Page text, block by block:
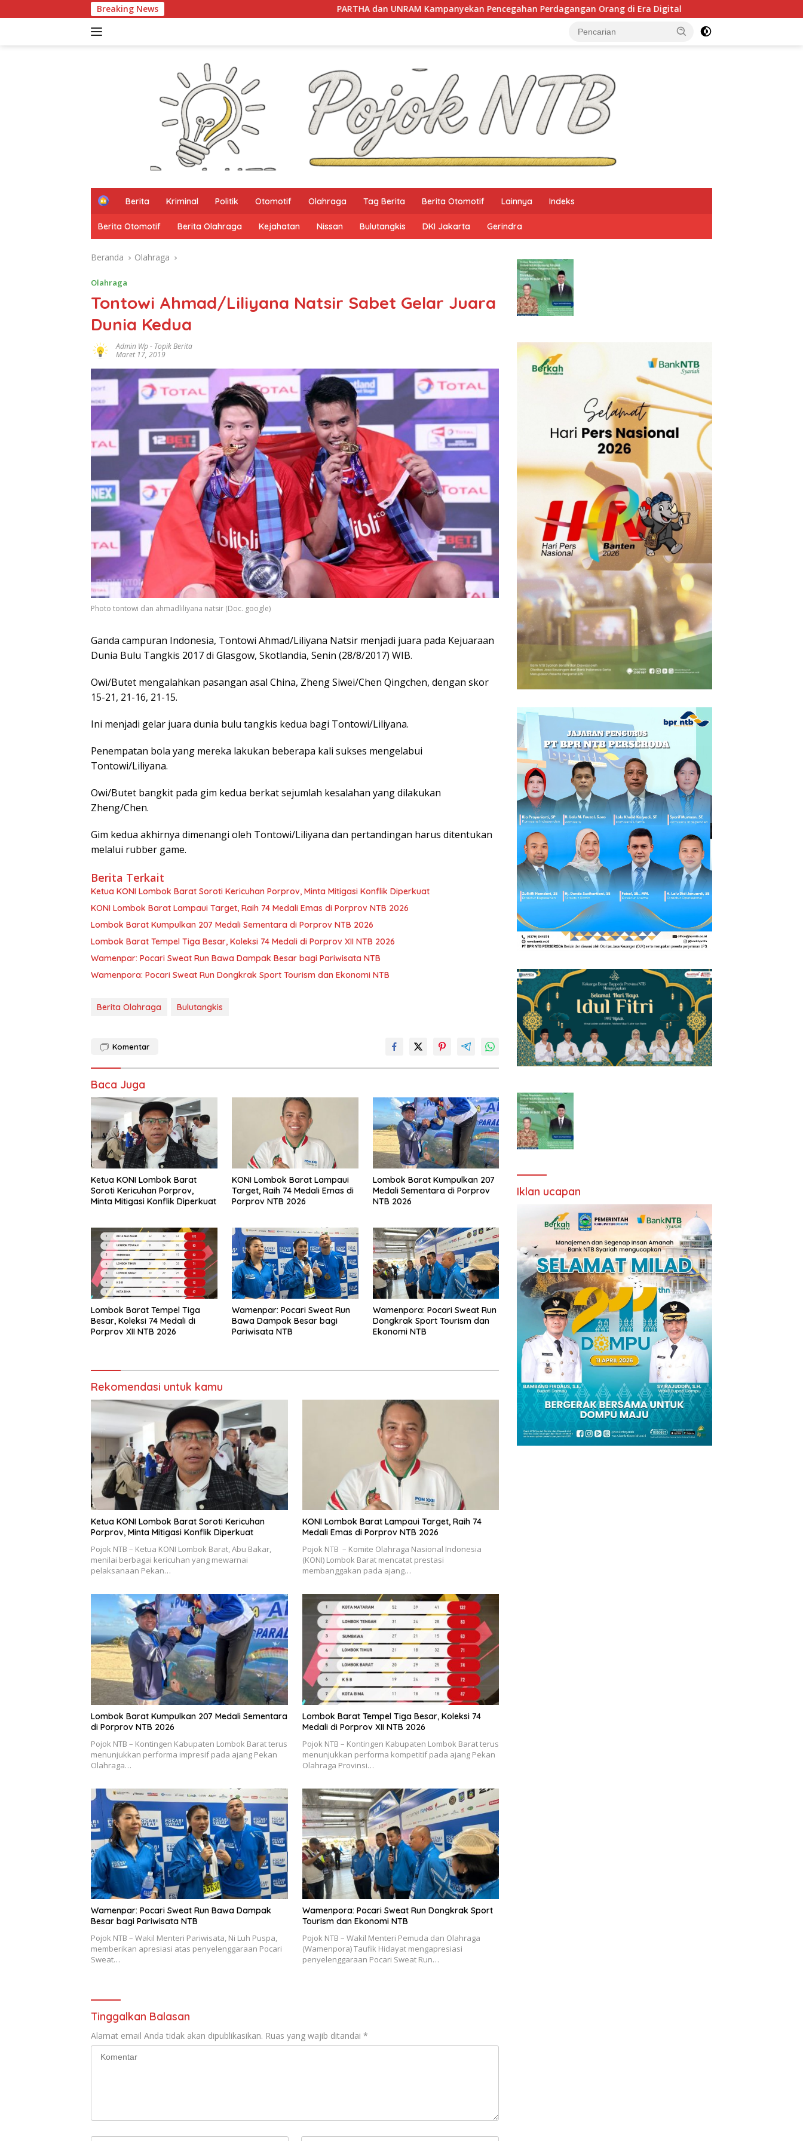
ke
Breaking News PARTHA dan UNRAM Kampanyekan Pencegahan Perdagangan Orang di Era Digital NTB Selangkah Lagi Terapkan
H
m
e
Berita Kriminal Politik Otomotif Olahraga Tag Berita Berita Otomotif Lainnya Indeks
Berita Otomotif Berita Olahraga Kejahatan Nissan Bulutangkis DKI Jakarta Gerindra
Beranda Olahraga
Olahraga
Tontowi Ahmad/Liliyana Natsir Sabet Gelar Juara
Dunia Kedua
Admin Wp- Topik Berita
Maret 17, 2019
Photo tontowi dan ahmadliliyana natsir (Doc. google)
Ganda campuran Indonesia, Tontowi Ahmad/Liliyana Natsir menjadi juara pada Kejuaraan
Dunia Bulu Tangkis 2017 di Glasgow, Skotlandia, Senin (28/8/2017) WIB.
Owi/Butet mengalahkan pasangan asal China, Zheng Siwei/Chen Qingchen, dengan skor
15-21, 21-16, 21-15.
Ini menjadi gelar juara dunia bulu tangkis kedua bagi Tontowi/Liliyana.
Penempatan bola yang mereka lakukan beberapa kali sukses mengelabui
Tontowi/Liliyana.
Owi/Butet bangkit pada gim kedua berkat sejumlah kesalahan yang dilakukan
Zheng/Chen.
Gim kedua akhirnya dimenangi oleh Tontowi/Liliyana dan pertandingan harus ditentukan
melalui rubber game.
Berita Terkait
Ketua KONI Lombok Barat Soroti Kericuhan Porprov, Minta Mitigasi Konflik Diperkuat
KONI Lombok Barat Lampaui Target, Raih 74 Medali Emas di Porprov NTB 2026
Lombok Barat Kumpulkan 207 Medali Sementara di Porprov NTB 2026
Lombok Barat Tempel Tiga Besar, Koleksi 74 Medali di Porprov XII NTB 2026
Wamenpar: Pocari Sweat Run Bawa Dampak Besar bagi Pariwisata NTB
Wamenpora: Pocari Sweat Run Dongkrak Sport Tourism dan Ekonomi NTB
Berita Olahraga Bulutangkis
Komentar
Baca Juga
Ketua KONI Lombok Barat
Soroti Kericuhan Porprov,
Minta Mitigasi Konflik Diperkuat
KONI Lombok Barat Lampaui
Target, Raih 74 Medali Emas di
Porprov NTB 2026
Lombok Barat Kumpulkan 207
Medali Sementara di Porprov
NTB 2026
Lombok Barat Tempel Tiga
Besar, Koleksi 74 Medali di
Porprov XII NTB 2026
Wamenpar: Pocari Sweat Run
Bawa Dampak Besar bagi
Pariwisata NTB
Wamenpora: Pocari Sweat Run
Dongkrak Sport Tourism dan
Ekonomi NTB
Rekomendasi untuk kamu
Ketua KONI Lombok Barat Soroti Kericuhan
Porprov, Minta Mitigasi Konflik Diperkuat
Pojok NTB – Ketua KONI Lombok Barat, Abu Bakar,
menilai berbagai kericuhan yang mewarnai
pelaksanaan Pekan…
KONI Lombok Barat Lampaui Target, Raih 74
Medali Emas di Porprov NTB 2026
Pojok NTB – Komite Olahraga Nasional Indonesia
(KONI) Lombok Barat mencatat prestasi
membanggakan pada ajang…
Lombok Barat Kumpulkan 207 Medali Sementara
di Porprov NTB 2026
Pojok NTB – Kontingen Kabupaten Lombok Barat terus
menunjukkan performa impresif pada ajang Pekan
Olahraga…
Lombok Barat Tempel Tiga Besar, Koleksi 74
Medali di Porprov XII NTB 2026
Pojok NTB – Kontingen Kabupaten Lombok Barat terus
menunjukkan performa kompetitif pada ajang Pekan
Olahraga Provinsi…
Wamenpar: Pocari Sweat Run Bawa Dampak
Besar bagi Pariwisata NTB
Pojok NTB – Wakil Menteri Pariwisata, Ni Luh Puspa,
memberikan apresiasi atas penyelenggaraan Pocari
Sweat…
Wamenpora: Pocari Sweat Run Dongkrak Sport
Tourism dan Ekonomi NTB
Pojok NTB – Wakil Menteri Pemuda dan Olahraga
(Wamenpora) Taufik Hidayat mengapresiasi
penyelenggaraan Pocari Sweat Run…
Tinggalkan Balasan
Alamat email Anda tidak akan dipublikasikan. Ruas yang wajib ditandai *
Iklan ucapan